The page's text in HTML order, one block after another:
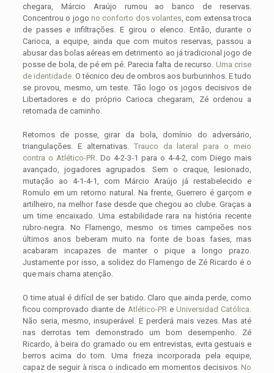
chegara, Márcio Araújo rumou ao banco de reservas.
Concentrou o jogo no conforto dos volantes , com extensa troca
de passes e infiltrações. E girou o elenco. Então, durante o
Carioca, a equipe, ainda que com muitos reservas, passou a
abusar das bolas aéreas em detrimento ao já tradicional jogo de
posse de bola, de pé em pé. Parecia falta de recurso. Uma crise
de identidade. O técnico deu de ombros aos burburinhos. E tudo
se provou, mesmo, um teste. Tão logo os jogos decisivos de
Libertadores e do próprio Carioca chegaram, Zé ordenou a
retomada de caminho.
Retornos de posse, girar da bola, domínio do adversário,
triangulações. E alternativas. Trauco da lateral para o meio
contra o Atlético-PR . Do 4-2-3-1 para o 4-4-2, com Diego mais
avançado, jogadores agrupados. Sem o craque, lesionado,
mutação ao 4-1-4-1, com Márcio Araújo já restabelecido e
Romulo em um retorno natural. Na frente, Guerrero é garçom e
artilheiro, na melhor fase desde que chegou ao clube. Graças a
um time encaixado. Uma estabilidade rara na história recente
rubro-negra. No Flamengo, mesmo os times campeões nos
últimos anos beberam muito na fonte de boas fases, mas
acabaram incapazes de manter o pique a longo prazo.
Justamente por isso, a solidez do Flamengo de Zé Ricardo é o
que mais chama atenção.
O time atual é difícil de ser batido. Claro que ainda perde, como
ficou comprovado diante de Atlético-PR eUniversidad Católica
Não seria, mesmo, insuperável. E perderá mais vezes. Mas até
nas derrotas tem demonstrado um bom desempenho. Zé
Ricardo, à beira do gramado ou em entrevistas, evita gestuais e
berros acima do tom. Uma frieza incorporada pela equipe,
capaz de seguir à risca o indicado em momentos decisivos.No